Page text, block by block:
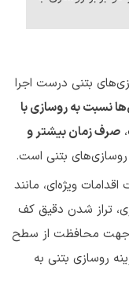
بتنی درست اجرا
نسبت به روسازی با
صرف زمان بیشتر و
بتنی است.
ویژه‌ای، مانند
تراز شدن دقیق کف
جهت محافظت از سطح
روسازی بتنی به